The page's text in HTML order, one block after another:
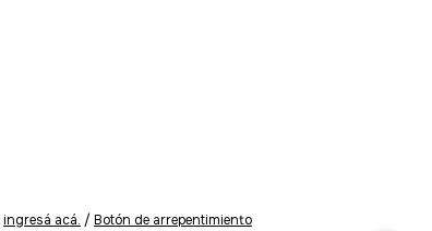
ingresá acá. / Botón de arrepentimiento